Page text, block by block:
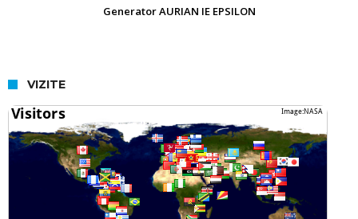
Generator AURIAN IE EPSILON
VIZITE